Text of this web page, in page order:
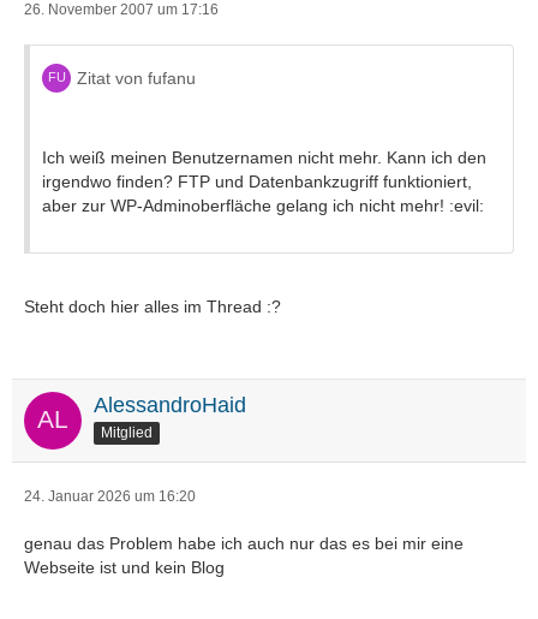
26. November 2007 um 17:16
Zitat von fufanu
Ich weiß meinen Benutzernamen nicht mehr. Kann ich den
irgendwo finden? FTP und Datenbankzugriff funktioniert,
aber zur WP-Adminoberfläche gelang ich nicht mehr! :evil:
Steht doch hier alles im Thread :?
AlessandroHaid
Mitglied
24. Januar 2026 um 16:20
genau das Problem habe ich auch nur das es bei mir eine
Webseite ist und kein Blog